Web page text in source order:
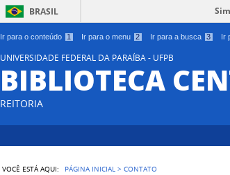
Ir para o conteúdo 1 Ir para o menu 2 Ir para a busca 3 Ir
BRASIL
UNIVERSIDADE FEDERAL DA PARAÍBA - UFPB
BIBLIOTECA
REITORIA
VOCÊ ESTÁ AQUI: PÁGINA INICIAL >CONTATO